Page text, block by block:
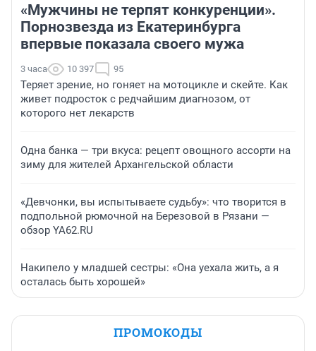
«Мужчины не терпят конкуренции».
Порнозвезда из Екатеринбурга
впервые показала своего мужа
3 часа 10 397 95
Теряет зрение, но гоняет на мотоцикле и скейте. Как
живет подросток с редчайшим диагнозом, от
которого нет лекарств
Одна банка — три вкуса: рецепт овощного ассорти на
зиму для жителей Архангельской области
«Девчонки, вы испытываете судьбу»: что творится в
подпольной рюмочной на Березовой в Рязани —
обзор YA62.RU
Накипело у младшей сестры: «Она уехала жить, а я
осталась быть хорошей»
ПРОМОКОДЫ